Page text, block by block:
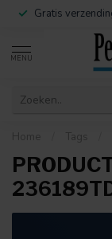
Gratis
MENU
Home Tags